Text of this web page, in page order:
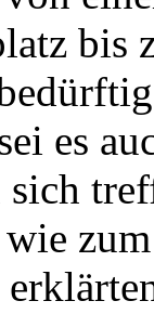
bis
es
sich